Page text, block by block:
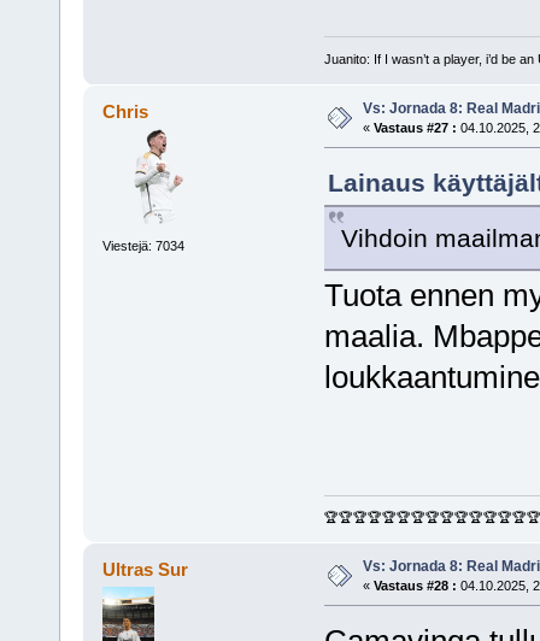
Juanito: If I wasn’t a player, i’d be an
Chris
Viestejä: 7034
Vs: Jornada 8: Real
« Vastaus #27 : 04.10.2025,
Lainaus
Vihdoin
Tuota ennen
maalia.
🏆🏆🏆🏆🏆🏆🏆🏆🏆🏆🏆🏆🏆🏆🏆
Ultras Sur Vs: Jornada 8: Real
« Vastaus #28 : 04.10.2025,